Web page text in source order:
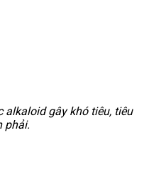
alkaloid gây khó tiêu, tiêu
phải.